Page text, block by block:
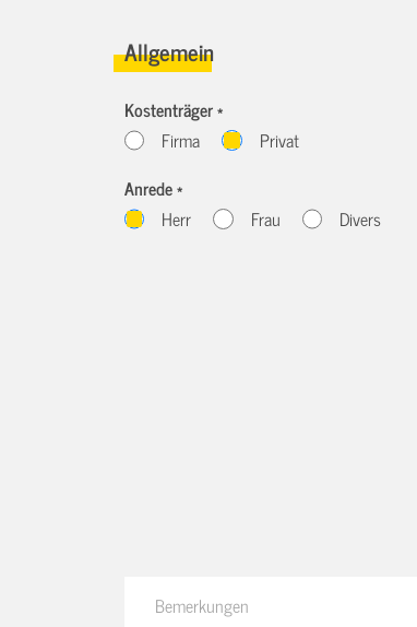
Allgemein
Kostenträger *
Firma
Privat
Anrede *
Herr
Frau Divers